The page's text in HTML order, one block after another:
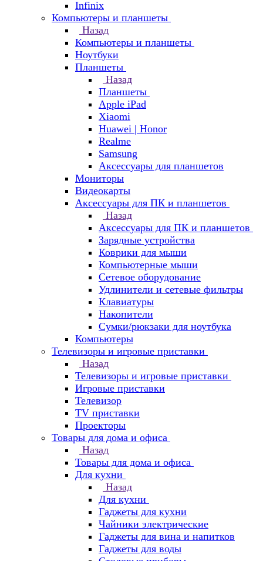
Infinix
Компьютеры и планшеты
Назад
Компьютеры и планшеты
Ноутбуки
Планшеты
Назад
Планшеты
Apple iPad
Xiaomi
Huawei | Honor
Realme
Samsung
Аксессуары для планшетов
Мониторы
Видеокарты
Аксессуары для ПК и планшетов
Назад
Аксессуары для ПК и планшетов
Зарядные устройства
Коврики для мыши
Компьютерные мыши
Сетевое оборудование
Удлинители и сетевые фильтры
Клавиатуры
Накопители
Сумки/рюкзаки для ноутбука
Компьютеры
Телевизоры и игровые приставки
Назад
Телевизоры и игровые приставки
Игровые приставки
Телевизор
TV приставки
Проекторы
Товары для дома и офиса
Назад
Товары для дома и офиса
Для кухни
Назад
Для кухни
Гаджеты для кухни
Чайники электрические
Гаджеты для вина и напитков
Гаджеты для воды